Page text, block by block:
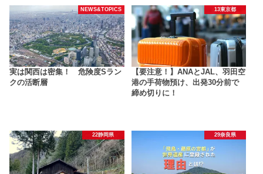
NEWS&TOPICS
実は関西は密集！ 危険度Sラン
クの活断層
13東京都
【要注意！】ANAとJAL、羽田空
港の手荷物預け、出発30分前で
締め切りに！
22静岡県 29奈良県